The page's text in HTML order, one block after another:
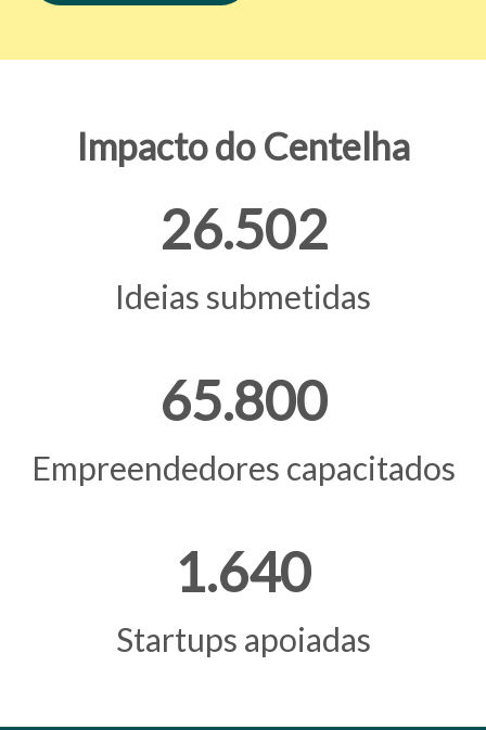
Impacto do Centelha
26.502
Ideias submetidas
65.800
Empreendedores capacitados
1.640
Startups apoiadas